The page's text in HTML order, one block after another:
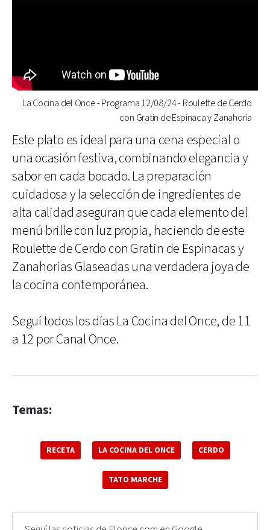
La Cocina del Once - Programa 12/08/24 - Roulette de Cerdo
con Gratin de Espinaca y Zanahoria
Este plato es ideal para una cena especial o
una ocasión festiva, combinando elegancia y
sabor en cada bocado. La preparación
cuidadosa y la selección de ingredientes de
alta calidad aseguran que cada elemento del
menú brille con luz propia, haciendo de este
Roulette de Cerdo con Gratin de Espinacas y
Zanahorias Glaseadas una verdadera joya de
la cocina contemporánea.
Seguí todos los días La Cocina del Once, de 11
a 12 por Canal Once.
Temas:
RECETA LA COCINA DEL ONCE CERDO
TATO MARCHE